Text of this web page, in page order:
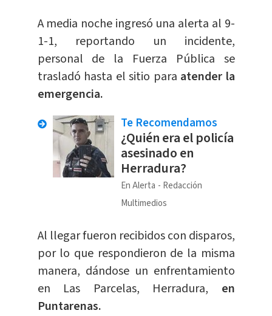
A media noche ingresó una alerta al 9-
1-1, reportando un incidente,
personal de la Fuerza Pública se
trasladó hasta el sitio para atender la
emergencia.
Te Recomendamos
¿Quién era el policía
asesinado en
Herradura?
En Alerta
Redacción
Multimedios
Al llegar fueron recibidos con disparos,
por lo que respondieron de la misma
manera, dándose un enfrentamiento
en Las Parcelas, Herradura, en
Puntarenas.